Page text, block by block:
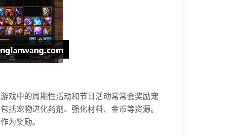
戏中的周期性活动和节日活动常常会奖励宠
括宠物进化药剂、强化材料、金币等资源。
为奖励。